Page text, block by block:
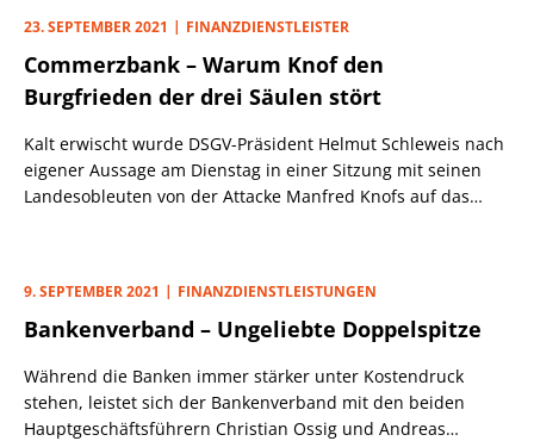
Hier hat nach dem Wechsel an der Spitze des
Sparkassenverbands Bayern ein Umdenken stattgefunden.
23. SEPTEMBER 2021 FINANZDIENSTLEISTER
Commerzbank – Warum Knof den
Burgfrieden der drei Säulen stört
Kalt erwischt wurde DSGV-Präsident Helmut Schleweis nach
eigener Aussage am Dienstag in einer Sitzung mit seinen
Landesobleuten von der Attacke Manfred Knofs auf das
9. SEPTEMBER 2021 FINANZDIENSTLEISTUNGEN
Bankenverband – Ungeliebte Doppelspitze
Während die Banken immer stärker unter Kostendruck
stehen, leistet sich der Bankenverband mit den beiden
Hauptgeschäftsführern Christian Ossig und Andreas